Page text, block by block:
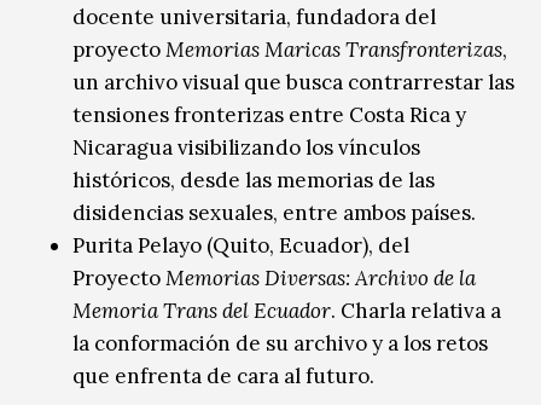
docente universitaria, fundadora del
proyectoMemorias Maricas Transfronterizas,
un archivo visual que busca contrarrestar las
tensiones fronterizas entre Costa Rica y
Nicaragua visibilizando los vínculos
históricos, desde las memorias de las
disidencias sexuales, entre ambos países.
Purita Pelayo (Quito, Ecuador), del
ProyectoMemorias Diversas: Archivo de la
Memoria Trans del Ecuador. Charla relativa a
la conformación de su archivo y a los retos
que enfrenta de cara al futuro.